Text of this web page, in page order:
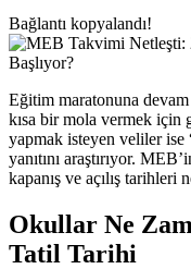
Bağlantı kopyalandı!
Eğitim maratonuna
kısa bir mola vermek için
yapmak isteyen veliler ise
yanıtını araştırıyor.
kapanış ve açılış tarihleri
Okullar Ne
Tatil Tarihi